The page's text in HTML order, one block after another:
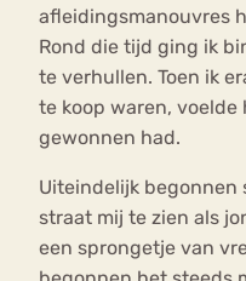
afleidingsmanouvres
Rond die tijd ging ik
te verhullen. Toen ik
te koop waren, voelde
gewonnen had.
Uiteindelijk begonnen
straat mij te zien als
een sprongetje van